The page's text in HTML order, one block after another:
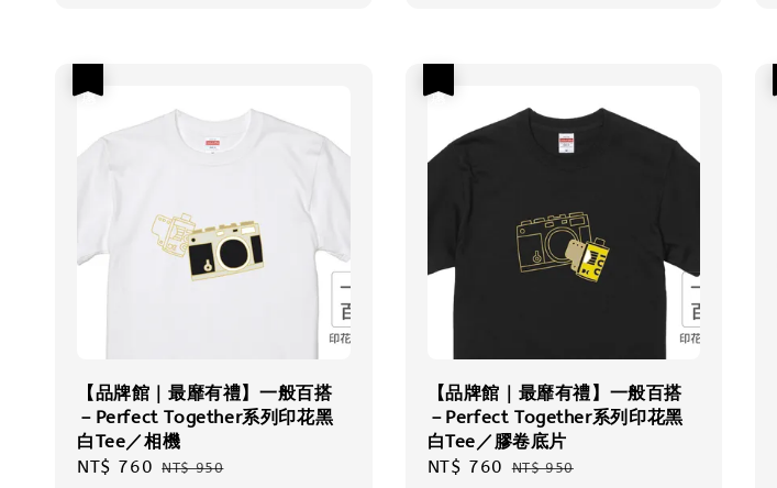
【品牌館｜最靡有禮】一般百搭
－Perfect Together系列印花黑
白Tee／相機
Sale
NT$ 760 Regular
NT$ 950
【品牌館｜最靡有禮】一般百搭
－Perfect Together系列印花黑
白Tee／膠卷底片
Sale
NT$ 760 Regular
NT$ 950